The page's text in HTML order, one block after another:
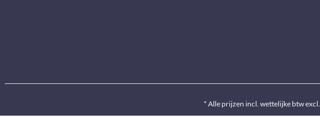
* Alle prijzen incl. wettelijke btw excl.